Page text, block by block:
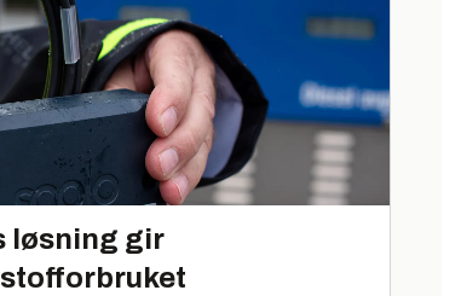
løsning gir